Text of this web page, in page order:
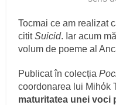
Tocmai ce am realizat
cititSuicid. Iar acum
volum de poeme al
Publicat în colecția
coordonarea lui Mihόk
maturitatea unei voci